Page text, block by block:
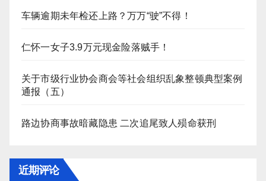
车辆逾期未年检还上路？万万“驶”不得！
仁怀一女子3.9万元现金险落贼手！
关于市级行业协会商会等社会组织乱象整顿典型案例
通报（五）
路边协商事故暗藏隐患 二次追尾致人殒命获刑
近期评论